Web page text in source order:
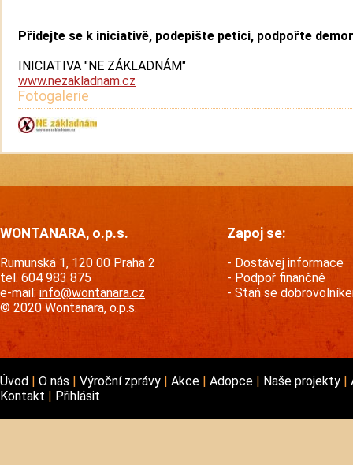
Přidejte se k iniciativě, podepište petici, podpořte
INICIATIVA "NE ZÁKLADNÁM"
www.nezakladnam.cz
Fotogalerie
WONTANARA, o.p.s.
Rumunská 1, 120 00 Praha 2
tel. 604 983 875
e-mail: info@wontanara.cz
© 2020 Wontanara, o.p.s.
Zapoj se:
Dostávej informace
Podpoř finančně
Staň se
Úvod O nás Výroční zprávy Akce Adopce Naše projekty
Kontakt
Přihlásit